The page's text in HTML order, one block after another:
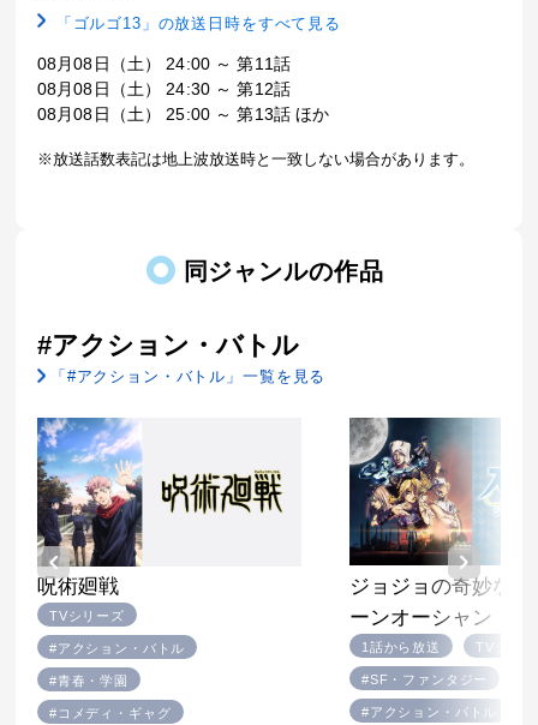
「ゴルゴ13」の放送日時をすべて見る
08月08日（土） 24:00 ～ 第11話
08月08日（土） 24:30 ～ 第12話
08月08日（土） 25:00 ～ 第13話 ほか
※放送話数表記は地上波放送時と一致しない場合があります。
同ジャンルの作品
#アクション・バトル
「#アクション・バトル」一覧を見る
呪術廻戦
TVシリーズ
#アクション・バトル
#青春・学園
#コメディ・ギャグ
ジョジョの奇妙な
ーンオーシャン
1話から放送 TVシリ
#SF・ファンタジー
#アクション・バトル